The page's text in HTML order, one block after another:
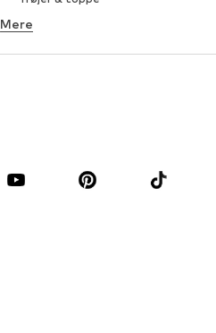
Undertøj
Bluser & tunikaer
Premium
Mere